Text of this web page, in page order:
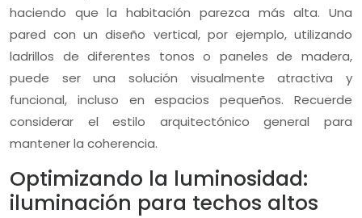
haciendo que la habitación parezca más alta. Una
pared con un diseño vertical, por ejemplo, utilizando
ladrillos de diferentes tonos o paneles de madera,
puede ser una solución visualmente atractiva y
funcional, incluso en espacios pequeños. Recuerde
considerar el estilo arquitectónico general para
mantener la coherencia.
Optimizando la luminosidad:
iluminación para techos altos